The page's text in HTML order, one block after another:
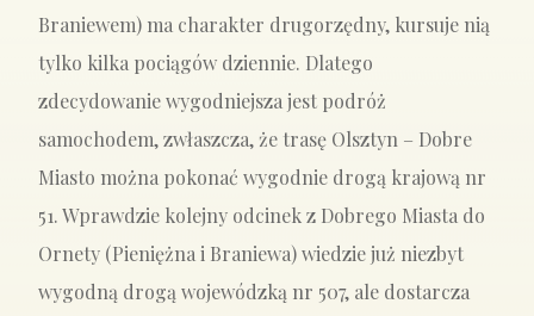
Braniewem) ma charakter drugorzędny, kursuje nią
tylko kilka pociągów dziennie. Dlatego
zdecydowanie wygodniejsza jest podróż
samochodem, zwłaszcza, że trasę Olsztyn – Dobre
Miasto można pokonać wygodnie drogą krajową nr
51. Wprawdzie kolejny odcinek z Dobrego Miasta do
Ornety (Pieniężna i Braniewa) wiedzie już niezbyt
wygodną drogą wojewódzką nr 507, ale dostarcza